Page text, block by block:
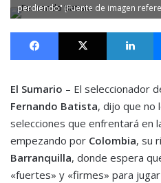
perdiendo" (Fuente de imagen
Facebook X
El Sumario – El seleccionador
Fernando Batista, dijo que no
selecciones que enfrentará en
empezando por Colombia, su
Barranquilla, donde espera
«fuertes» y «firmes» para jugar